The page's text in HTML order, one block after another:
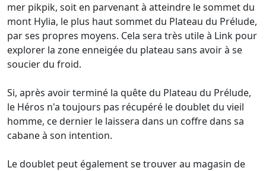
mer pikpik, soit en parvenant à atteindre le sommet du
mont Hylia, le plus haut sommet du Plateau du Prélude,
par ses propres moyens. Cela sera très utile à Link pour
explorer la zone enneigée du plateau sans avoir à se
soucier du froid.
Si, après avoir terminé la quête du Plateau du Prélude,
le Héros n'a toujours pas récupéré le doublet du vieil
homme, ce dernier le laissera dans un coffre dans sa
cabane à son intention.
Le doublet peut également se trouver au magasin de